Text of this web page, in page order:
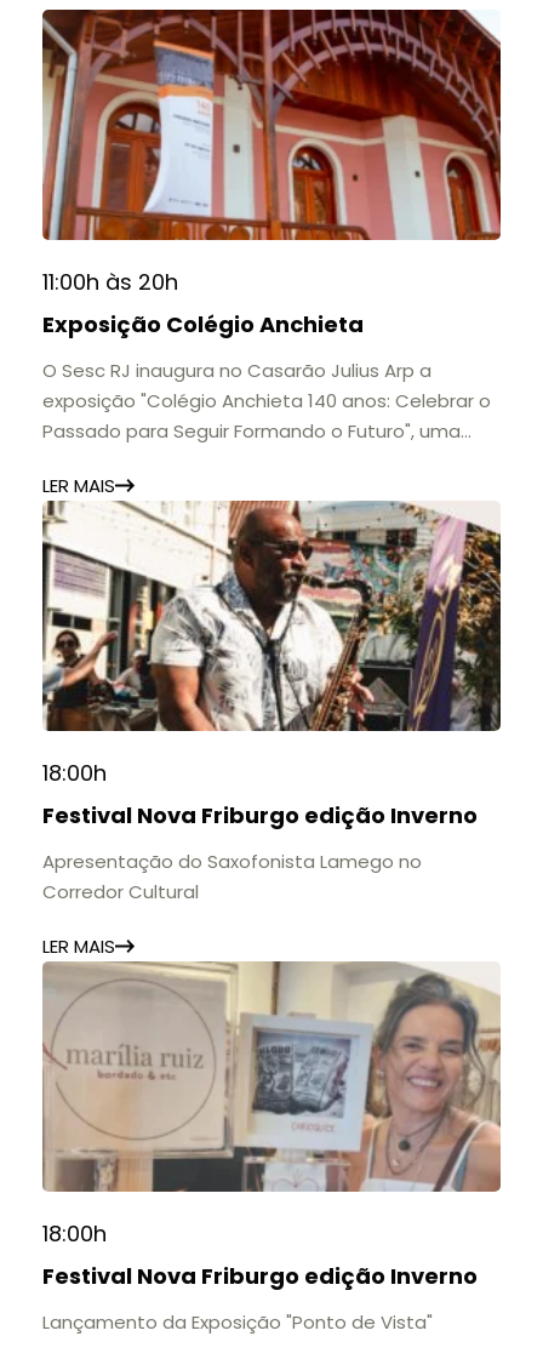
11:00h às 20h
Exposição Colégio Anchieta
O Sesc RJ inaugura no Casarão Julius Arp a
exposição "Colégio Anchieta 140 anos: Celebrar o
Passado para Seguir Formando o Futuro", uma
importantes instituições de ensino de Nova
Friburgo e do Brasil.
A mostra convida o público a conhecer o legado
do Colégio Anchieta por meio de documentos,
histórias e marcos que evidenciam sua
contribuição para a educação, a cultura e a
formação de gerações.
📍 Casarão Julius Arp
📅 Até 30 de setembro
11h às 17h
🎟️ Entrada gratuita.
LER MAIS
18:00h
Festival Nova Friburgo edição Inverno
Apresentação do Saxofonista Lamego no
Corredor Cultural
LER MAIS
18:00h
Festival Nova Friburgo edição Inverno
Lançamento da Exposição "Ponto de Vista"